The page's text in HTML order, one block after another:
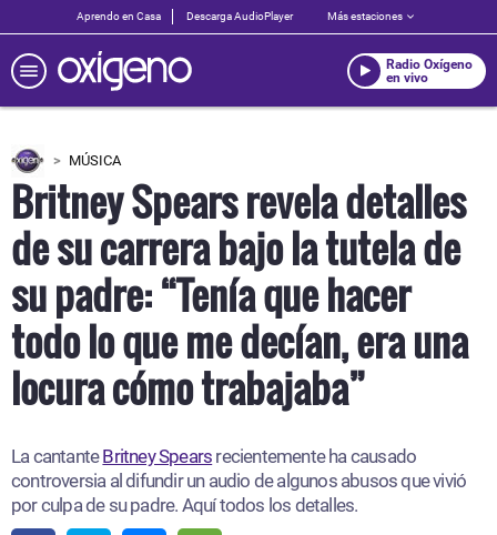
Aprendo en Casa Descarga AudioPlayer Más estaciones
Radio Oxígeno
en vivo
MÚSICA
Britney Spears revela detalles
de su carrera bajo la tutela de
su padre: “Tenía que hacer
todo lo que me decían, era una
locura cómo trabajaba”
La cantanteBritney Spears recientemente ha causado
controversia al difundir un audio de algunos abusos que vivió
por culpa de su padre. Aquí todos los detalles.